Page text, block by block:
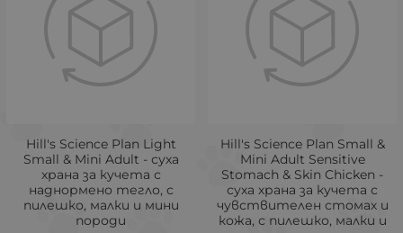
Hill's Science Plan Light
Small & Mini Adult - суха
храна за кучета с
наднормено тегло, с
пилешко, малки и мини
породи
Hill's Science Plan Small &
Mini Adult Sensitive
Stomach & Skin Chicken -
суха храна за кучета с
чувствителен стомах и
кожа, с пилешко, малки и